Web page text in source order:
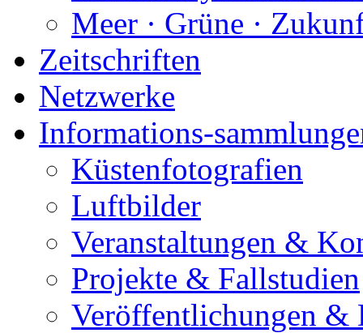
Meer · Grüne ·
Zeitschriften
Netzwerke
Informations-
Küstenfotografien
Luftbilder
Veranstaltungen &
Projekte & Fallstudien
Veröffentlichungen &